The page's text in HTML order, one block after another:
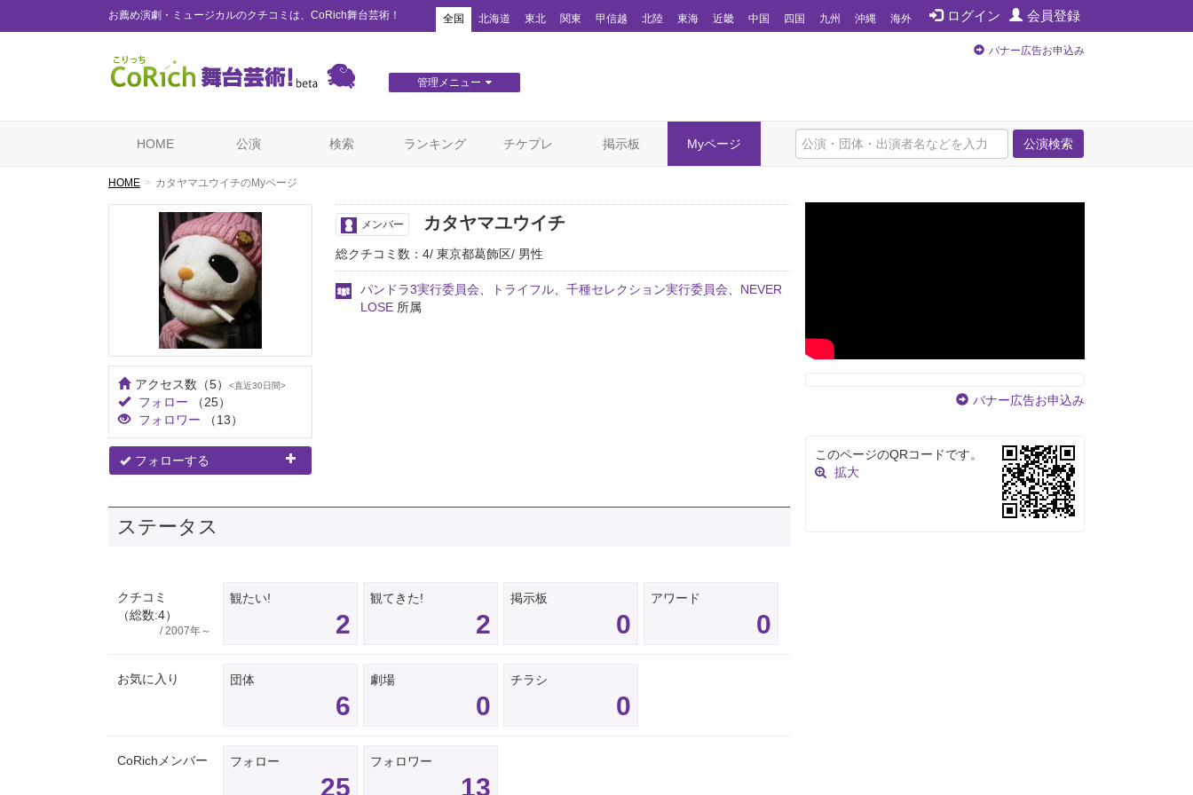
お薦め演劇・ミュージカルのクチコミは、CoRich舞台芸術！ ログイン 会員登録
全国 北海道 東北 関東 甲信越 北陸 東海 近畿 中国 四国 九州 沖縄 海外
管理メニュー
バナー広告お申込み
公演検索
HOME 公演 検索 ランキング チケプレ 掲示板 Myページ
HOME カタヤマユウイチのMyページ
アクセス数 （5） <直近30日間>
フォロー
（25）
フォロワー
（13）
フォローする
メンバー カタヤマユウイチ
総クチコミ数：4 東京都葛飾区 男性
パンドラ3実行委員会 トライフル 千種セレクション実行委員会
NEVER
LOSE 所属
ステータス
クチコミ
（総数:4）
/ 2007年～
観たい!
2
観てきた!
2
掲示板
0
アワード
0
お気に入り 団体
6
劇場
0
チラシ
0
CoRichメンバー フォロー
25
フォロワー
13
バナー広告お申込み
このページのQRコードです。
拡大